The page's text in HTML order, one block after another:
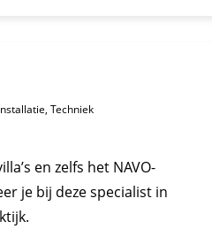
Techniek
en zelfs het NAVO-
je bij deze specialist in